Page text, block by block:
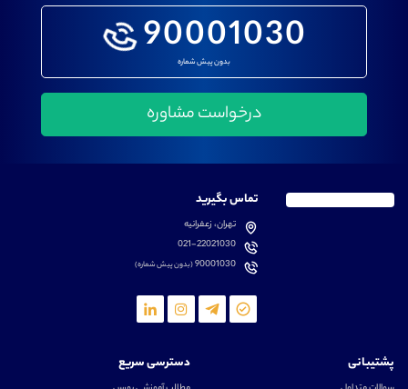
90001030
بدون پیش شماره
تماس بگیرید
تهران، زعفرانیه
021-22021030
90001030(بدون پیش شماره)
پشتیبانی دسترسی سریع